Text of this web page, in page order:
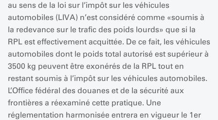
au sens de la loi sur l’impôt sur les véhicules
automobiles (LIVA) n’est considéré comme «soumis à
la redevance sur le trafic des poids lourds» que si la
RPL est effectivement acquittée. De ce fait, les véhicules
automobiles dont le poids total autorisé est supérieur à
3500 kg peuvent être exonérés de la RPL tout en
restant soumis à l’impôt sur les véhicules automobiles.
L’Office fédéral des douanes et de la sécurité aux
frontières a réexaminé cette pratique. Une
réglementation harmonisée entrera en vigueur le 1er